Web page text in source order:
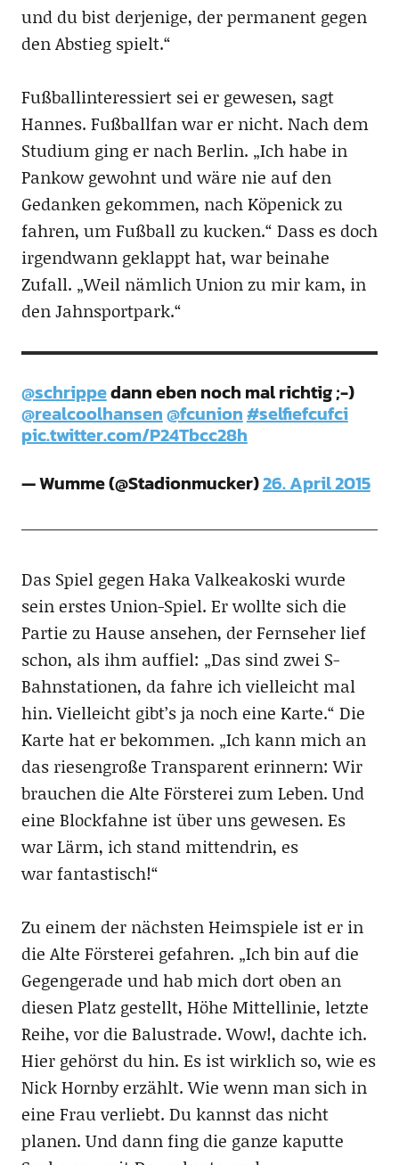
und du bist derjenige, der permanent gegen
den Abstieg spielt.“
Fußballinteressiert sei er gewesen, sagt
Hannes. Fußballfan war er nicht. Nach dem
Studium ging er nach Berlin. „Ich habe in
Pankow gewohnt und wäre nie auf den
Gedanken gekommen, nach Köpenick zu
fahren, um Fußball zu kucken.“ Dass es doch
irgendwann geklappt hat, war beinahe
Zufall. „Weil nämlich Union zu mir kam, in
den Jahnsportpark.“
@schrippedann eben noch mal richtig ;-)
@realcoolhansen@fcunion#selfiefcufci
pic.twitter.com/P24Tbcc28h
— Wumme (@Stadionmucker)26. April 2015
Das Spiel gegen Haka Valkeakoski wurde
sein erstes Union-Spiel. Er wollte sich die
Partie zu Hause ansehen, der Fernseher lief
schon, als ihm auffiel: „Das sind zwei S-
Bahnstationen, da fahre ich vielleicht mal
hin. Vielleicht gibt’s ja noch eine Karte.“ Die
Karte hat er bekommen. „Ich kann mich an
das riesengroße Transparent erinnern: Wir
brauchen die Alte Försterei zum Leben. Und
eine Blockfahne ist über uns gewesen. Es
war Lärm, ich stand mittendrin, es
war fantastisch!“
Zu einem der nächsten Heimspiele ist er in
die Alte Försterei gefahren. „Ich bin auf die
Gegengerade und hab mich dort oben an
diesen Platz gestellt, Höhe Mittellinie, letzte
Reihe, vor die Balustrade. Wow!, dachte ich.
Hier gehörst du hin. Es ist wirklich so, wie es
Nick Hornby erzählt. Wie wenn man sich in
eine Frau verliebt. Du kannst das nicht
planen. Und dann fing die ganze kaputte